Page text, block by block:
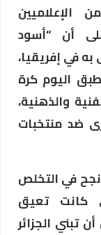
الإعلاميين
على أن “أسود
في إفريقيا،
اليوم كرة
والذهنية،
ضد منتخبات
نجح في التخلص
كانت تعيق
تبني الجزائر